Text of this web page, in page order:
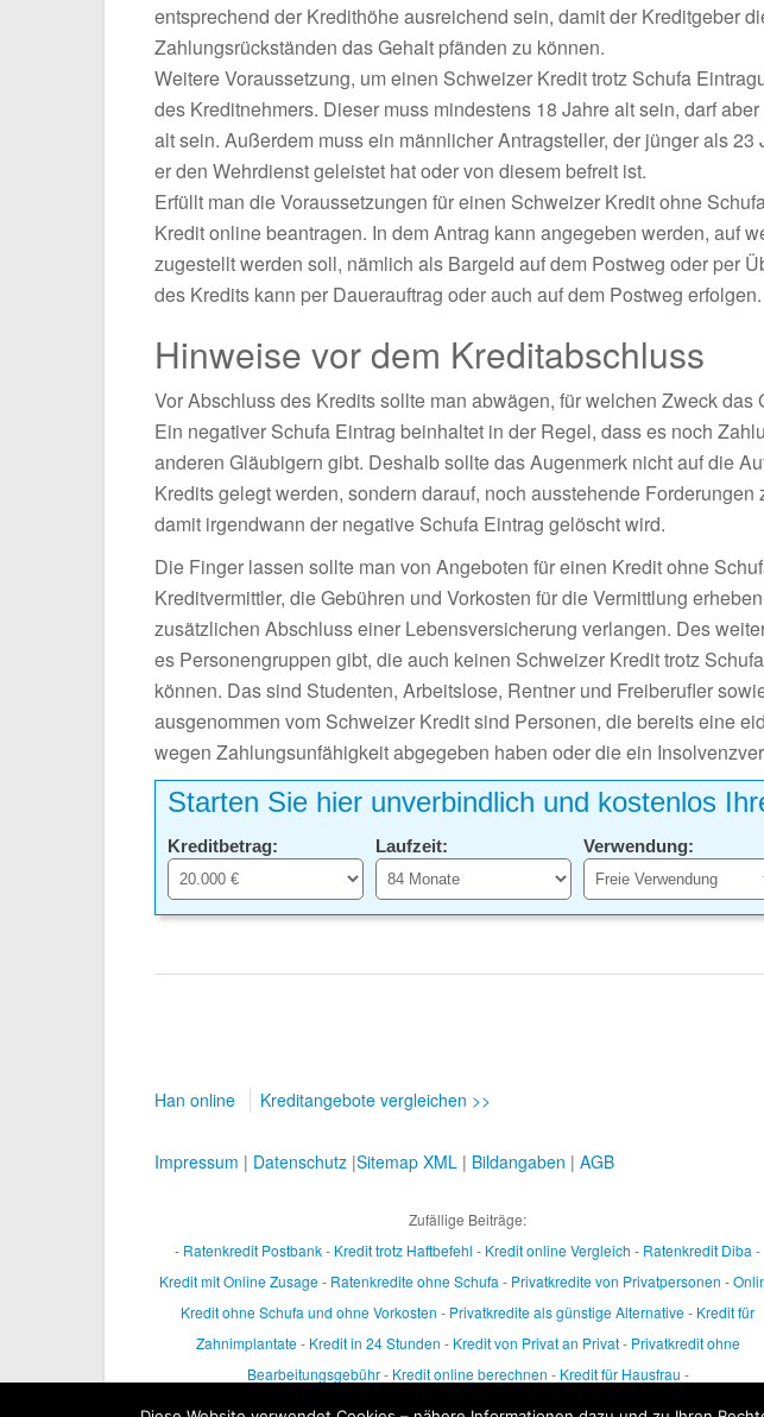
entsprechend der Kredithöhe ausreichend sein, damit der Kreditgeber
Zahlungsrückständen das Gehalt pfänden zu können.
Weitere Voraussetzung, um einen Schweizer Kredit trotz Schufa
des Kreditnehmers. Dieser muss mindestens 18 Jahre alt sein, darf
alt sein. Außerdem muss ein männlicher Antragsteller, der jünger als
er den Wehrdienst geleistet hat oder von diesem befreit ist.
Erfüllt man die Voraussetzungen für einen Schweizer Kredit ohne
Kredit online beantragen. In dem Antrag kann angegeben werden, auf
zugestellt werden soll, nämlich als Bargeld auf dem Postweg oder per
des Kredits kann per Dauerauftrag oder auch auf dem Postweg erfolgen.
Hinweise vor dem Kreditabschluss
Vor Abschluss des Kredits sollte man abwägen, für welchen Zweck das
Ein negativer Schufa Eintrag beinhaltet in der Regel, dass es noch
anderen Gläubigern gibt. Deshalb sollte das Augenmerk nicht auf die
Kredits gelegt werden, sondern darauf, noch ausstehende Forderungen
damit irgendwann der negative Schufa Eintrag gelöscht wird.
Die Finger lassen sollte man von Angeboten für einen Kredit ohne
Kreditvermittler, die Gebühren und Vorkosten für die Vermittlung
zusätzlichen Abschluss einer Lebensversicherung verlangen. Des
es Personengruppen gibt, die auch keinen Schweizer Kredit trotz
können. Das sind Studenten, Arbeitslose, Rentner und Freiberufler
ausgenommen vom Schweizer Kredit sind Personen, die bereits eine
wegen Zahlungsunfähigkeit abgegeben haben oder die ein
Starten Sie hier unverbindlich und kostenlos
Kreditbetrag: Laufzeit: Verwendung:
Han online Kreditangebote vergleichen >>
Impressum | Datenschutz |Sitemap XML | Bildangaben | AGB
Zufällige Beiträge:
- Ratenkredit Postbank- Kredit trotz Haftbefehl - Kredit online Vergleich - Ratenkredit Diba -
Kredit mit Online Zusage- Ratenkredite ohne Schufa - Privatkredite von Privatpersonen -
Kredit ohne Schufa und ohne Vorkosten - Privatkredite als günstige Alternative- Kredit für
Zahnimplantate- Kredit in 24 Stunden - Kredit von Privat an Privat- Privatkredit ohne
Bearbeitungsgebühr- Kredit online berechnen - Kredit für Hausfrau -